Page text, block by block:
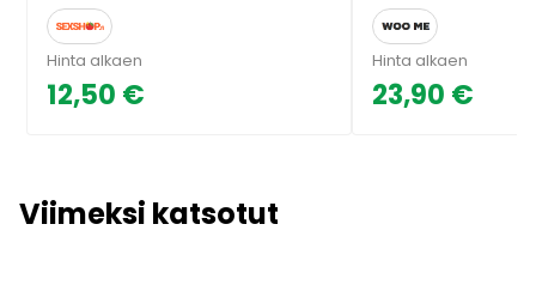
Hinta alkaen
12,50 €
Hinta alkaen
23,90 €
Viimeksi katsotut